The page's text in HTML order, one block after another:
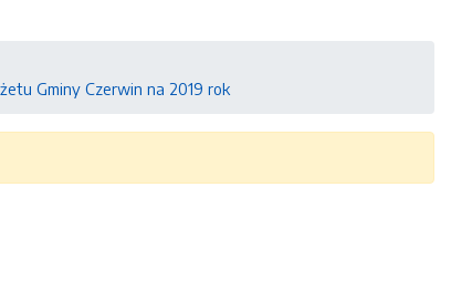
Gminy Czerwin na 2019 rok